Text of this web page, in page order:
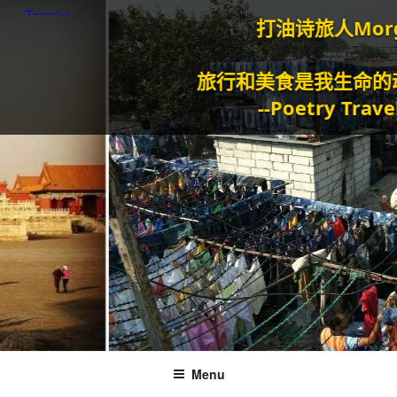
打油诗旅人Morgan
旅行和美食是我生命的动力泉源
--Poetry Traveller
Menu